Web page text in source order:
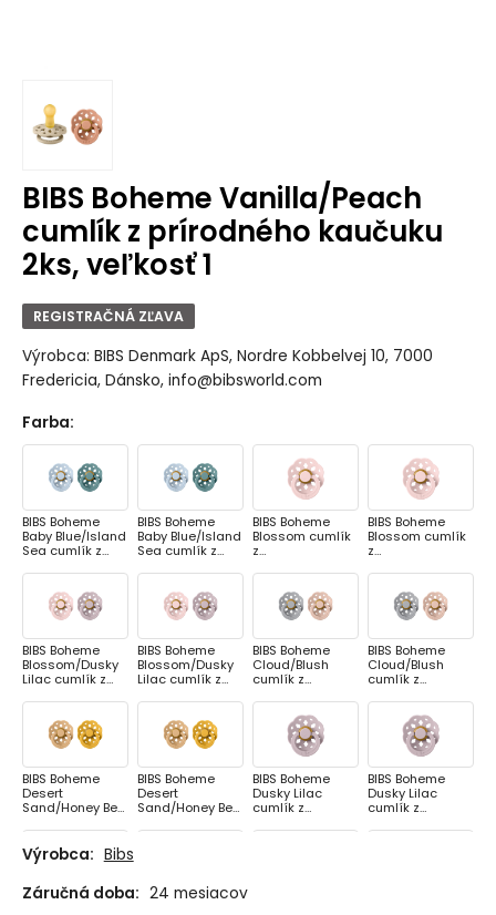
BIBS Boheme Vanilla/Peach
cumlík z prírodného kaučuku
2ks, veľkosť 1
REGISTRAČNÁ ZĽAVA
Výrobca: BIBS Denmark ApS, Nordre Kobbelvej 10, 7000
Fredericia, Dánsko, info@bibsworld.com
Farba:
BIBS Boheme
Baby Blue/Island
Sea cumlík z
kaučuku 2ks,
veľkosť 1
BIBS Boheme
Baby Blue/Island
Sea cumlík z
kaučuku 2ks,
veľkosť 2
BIBS Boheme
Blossom cumlík
z
uku 1ks, veľkosť 1
BIBS Boheme
Blossom cumlík
z
uku 1ks, veľkosť 2
BIBS Boheme
Blossom/Dusky
Lilac cumlík z
kaučuku 2ks,
veľkosť 1
BIBS Boheme
Blossom/Dusky
Lilac cumlík z
kaučuku 2ks,
veľkosť 2
BIBS Boheme
Cloud/Blush
cumlík z
kaučuku 2ks,
veľkosť 1
BIBS Boheme
Cloud/Blush
cumlík z
kaučuku 2ks,
veľkosť 2
BIBS Boheme
Desert
Sand/Honey Bee
prírodného
kaučuku 2ks,
veľkosť 1
BIBS Boheme
Desert
Sand/Honey Bee
prírodného
BIBS Boheme
Dusky Lilac
cumlík z
uku 1ks, veľkosť 1
BIBS Boheme
Dusky Lilac
cumlík z
uku 1ks, veľkosť 2
Výrobca: Bibs
Záručná doba: 24 mesiacov